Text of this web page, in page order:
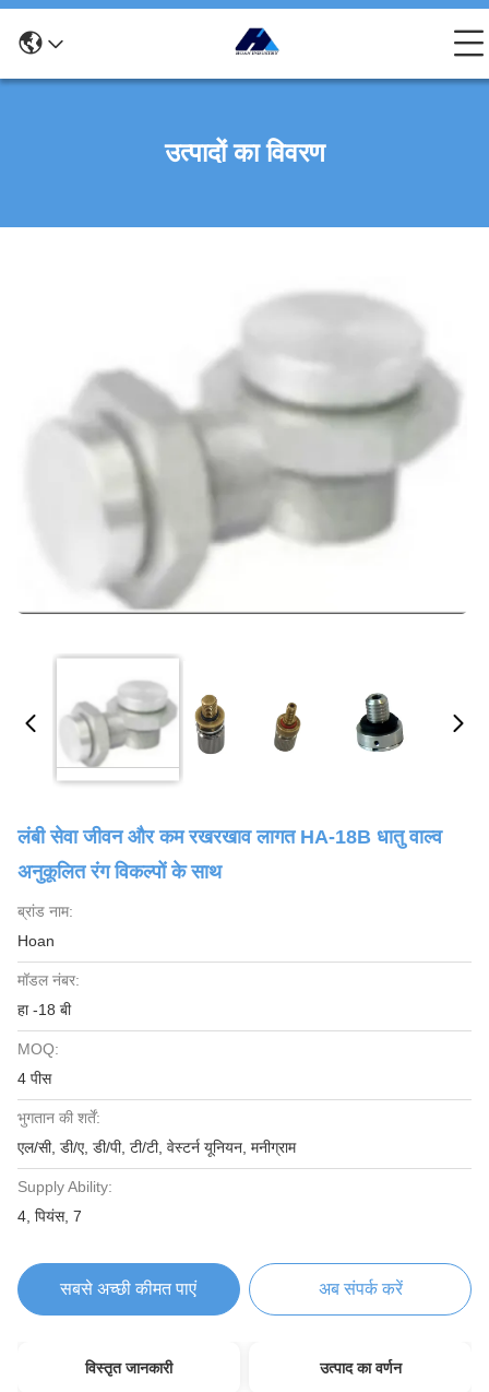
उत्पादों का विवरण
लंबी सेवा जीवन और कम रखरखाव लागत HA-18B धातु वाल्व
अनुकूलित रंग विकल्पों के साथ
ब्रांड नाम:
Hoan
मॉडल नंबर:
हा -18 बी
MOQ:
4 पीस
भुगतान की शर्तें:
एल/सी, डी/ए, डी/पी, टी/टी, वेस्टर्न यूनियन, मनीग्राम
Supply Ability:
4, पियंस, 7
सबसे अच्छी कीमत पाएं अब संपर्क करें
विस्तृत जानकारी उत्पाद का वर्णन